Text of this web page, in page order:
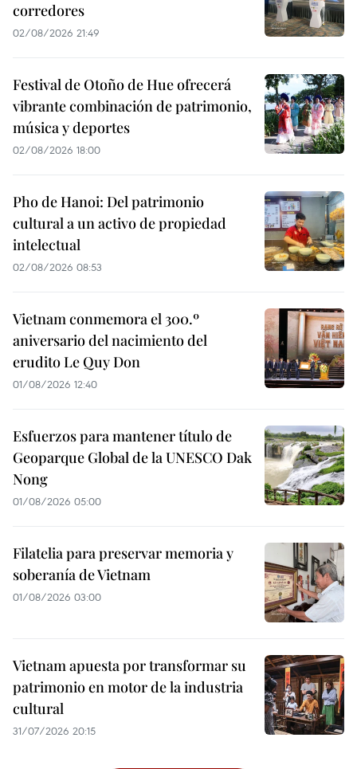
corredores
02/08/2026 21:49
Festival de Otoño de Hue ofrecerá
vibrante combinación de patrimonio,
música y deportes
02/08/2026 18:00
Pho de Hanoi: Del patrimonio
cultural a un activo de propiedad
intelectual
02/08/2026 08:53
Vietnam conmemora el 300.º
aniversario del nacimiento del
erudito Le Quy Don
01/08/2026 12:40
Esfuerzos para mantener título de
Geoparque Global de la UNESCO Dak
Nong
01/08/2026 05:00
Filatelia para preservar memoria y
soberanía de Vietnam
01/08/2026 03:00
Vietnam apuesta por transformar su
patrimonio en motor de la industria
cultural
31/07/2026 20:15